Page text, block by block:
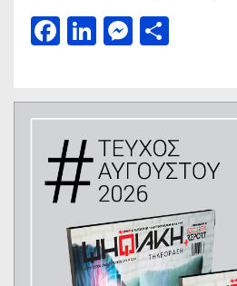
Facebook
LinkedIn